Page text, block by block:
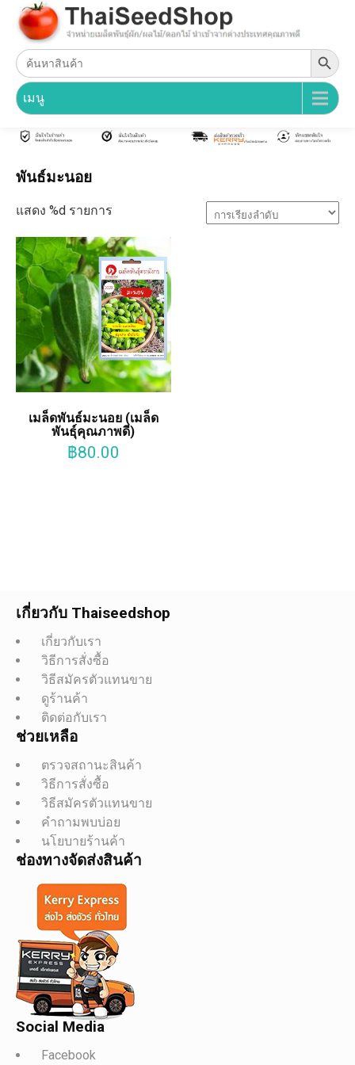
Search
for:
Search Button
เมนู
พันธ์มะนอย
แสดง %d รายการ
เมล็ดพันธ์มะนอย (เมล็ด
พันธุ์คุณภาพดี)
฿80.00
เกี่ยวกับ Thaiseedshop
เกี่ยวกับเรา
วิธีการสั่งซื้อ
วิธีสมัครตัวแทนขาย
ดูร้านค้า
ติดต่อกับเรา
ช่วยเหลือ
ตรวจสถานะสินค้า
วิธีการสั่งซื้อ
วิธีสมัครตัวแทนขาย
คำถามพบบ่อย
นโยบายร้านค้า
ช่องทางจัดส่งสินค้า
Social Media
Facebook